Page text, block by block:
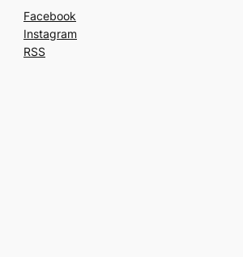
Facebook
Instagram
RSS